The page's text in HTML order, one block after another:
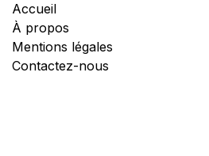
Accueil
À propos
Mentions légales
Contactez-nous